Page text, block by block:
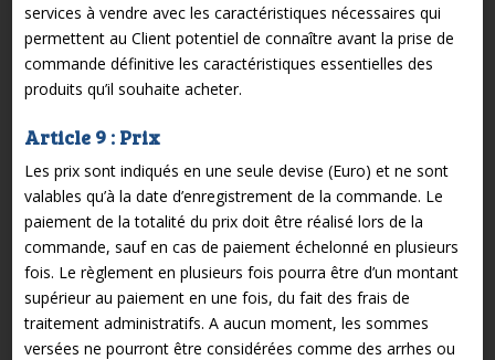
services à vendre avec les caractéristiques nécessaires qui
permettent au Client potentiel de connaître avant la prise de
commande définitive les caractéristiques essentielles des
produits qu’il souhaite acheter.
Article 9 : Prix
Les prix sont indiqués en une seule devise (Euro) et ne sont
valables qu’à la date d’enregistrement de la commande. Le
paiement de la totalité du prix doit être réalisé lors de la
commande, sauf en cas de paiement échelonné en plusieurs
fois. Le règlement en plusieurs fois pourra être d’un montant
supérieur au paiement en une fois, du fait des frais de
traitement administratifs. A aucun moment, les sommes
versées ne pourront être considérées comme des arrhes ou